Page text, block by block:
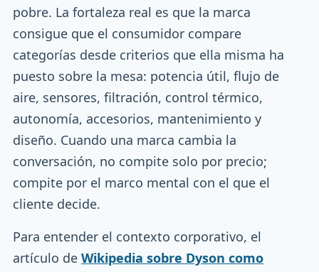
pobre. La fortaleza real es que la marca
consigue que el consumidor compare
categorías desde criterios que ella misma ha
puesto sobre la mesa: potencia útil, flujo de
aire, sensores, filtración, control térmico,
autonomía, accesorios, mantenimiento y
diseño. Cuando una marca cambia la
conversación, no compite solo por precio;
compite por el marco mental con el que el
cliente decide.
Para entender el contexto corporativo, el
artículo de Wikipedia sobre Dyson como